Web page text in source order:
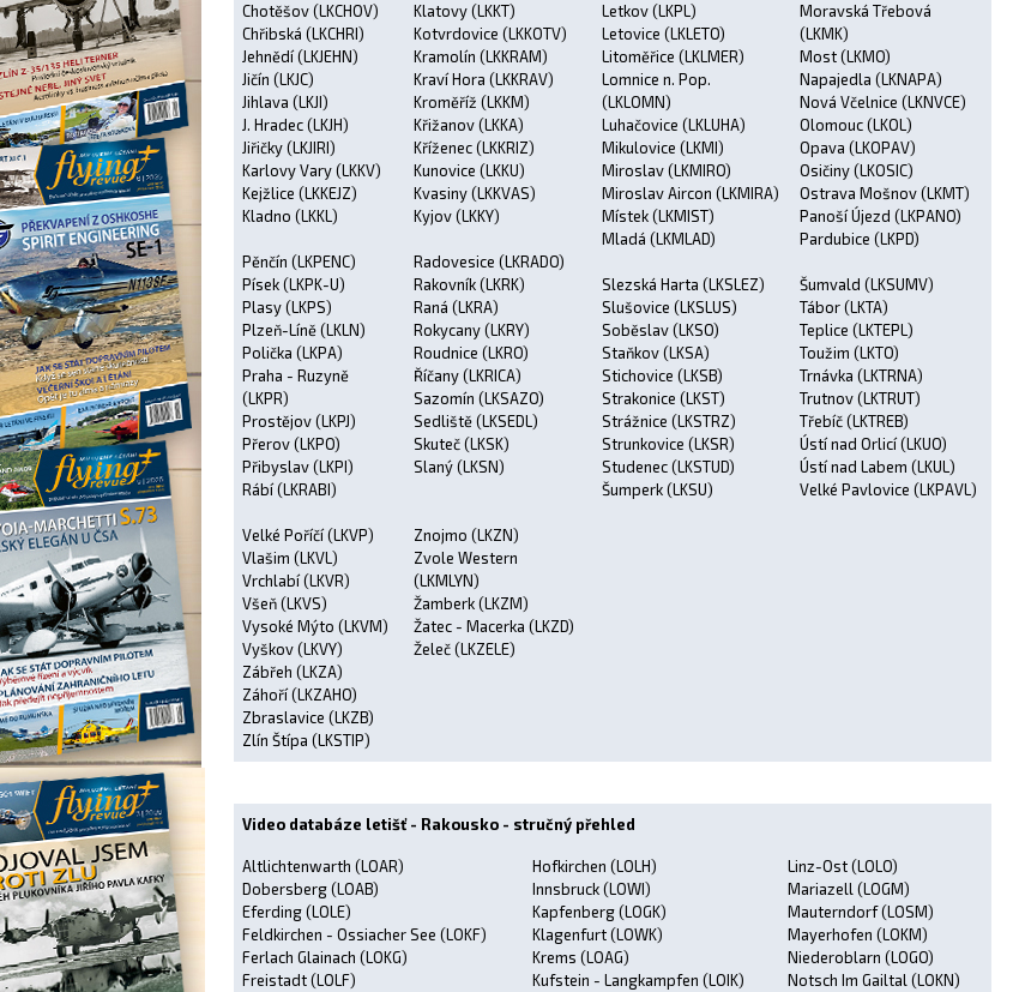
Chotěšov (LKCHOV)
Chřibská (LKCHRI)
Jehnědí (LKJEHN)
Jičín (LKJC)
Jihlava (LKJI)
J. Hradec (LKJH)
Jiřičky (LKJIRI)
Karlovy Vary (LKKV)
Kejžlice (LKKEJZ)
Kladno (LKKL)
Pěnčín (LKPENC)
Písek (LKPK-U)
Plasy (LKPS)
Plzeň-Líně (LKLN)
Polička (LKPA)
Praha - Ruzyně
(LKPR)
Prostějov (LKPJ)
Přerov (LKPO)
Přibyslav (LKPI)
Rábí (LKRABI)
Velké Poříčí (LKVP)
Vlašim (LKVL)
Vrchlabí (LKVR)
Všeň (LKVS)
Vysoké Mýto (LKVM)
Vyškov (LKVY)
Zábřeh (LKZA)
Záhoří (LKZAHO)
Zbraslavice (LKZB)
Zlín Štípa (LKSTIP)
Klatovy (LKKT)
Kotvrdovice (LKKOTV)
Kramolín (LKKRAM)
Kraví Hora (LKKRAV)
Kroměříž (LKKM)
Křižanov (LKKA)
Kříženec (LKKRIZ)
Kunovice (LKKU)
Kvasiny (LKKVAS)
Kyjov (LKKY)
Radovesice (LKRADO)
Rakovník (LKRK)
Raná (LKRA)
Rokycany (LKRY)
Roudnice (LKRO)
Říčany (LKRICA)
Sazomín (LKSAZO)
Sedliště (LKSEDL)
Skuteč (LKSK)
Slaný (LKSN)
Znojmo (LKZN)
Zvole Western
(LKMLYN)
Žamberk (LKZM)
Žatec - Macerka (LKZD)
Želeč (LKZELE)
Letkov (LKPL)
Letovice (LKLETO)
Litoměřice (LKLMER)
Lomnice n. Pop.
(LKLOMN)
Luhačovice (LKLUHA)
Mikulovice (LKMI)
Miroslav (LKMIRO)
Miroslav Aircon (LKMIRA)
Místek (LKMIST)
Mladá (LKMLAD)
Slezská Harta (LKSLEZ)
Slušovice (LKSLUS)
Soběslav (LKSO)
Staňkov (LKSA)
Stichovice (LKSB)
Strakonice (LKST)
Strážnice (LKSTRZ)
Strunkovice (LKSR)
Studenec (LKSTUD)
Šumperk (LKSU)
Moravská Třebová
(LKMK)
Most (LKMO)
Napajedla (LKNAPA)
Nová Včelnice (LKNVCE)
Olomouc (LKOL)
Opava (LKOPAV)
Osičiny (LKOSIC)
Ostrava Mošnov (LKMT)
Panoší Újezd (LKPANO)
Pardubice (LKPD)
Šumvald (LKSUMV)
Tábor (LKTA)
Teplice (LKTEPL)
Toužim (LKTO)
Trnávka (LKTRNA)
Trutnov (LKTRUT)
Třebíč (LKTREB)
Ústí nad Orlicí (LKUO)
Ústí nad Labem (LKUL)
Velké Pavlovice (LKPAVL)
Video databáze letišť - Rakousko - stručný přehled
Altlichtenwarth (LOAR)
Dobersberg (LOAB)
Eferding (LOLE)
Feldkirchen - Ossiacher See (LOKF)
Ferlach Glainach (LOKG)
Freistadt (LOLF)
Hofkirchen (LOLH)
Innsbruck (LOWI)
Kapfenberg (LOGK)
Klagenfurt (LOWK)
Krems (LOAG)
Kufstein - Langkampfen (LOIK)
Linz-Ost (LOLO)
Mariazell (LOGM)
Mauterndorf (LOSM)
Mayerhofen (LOKM)
Niederoblarn (LOGO)
Notsch Im Gailtal (LOKN)